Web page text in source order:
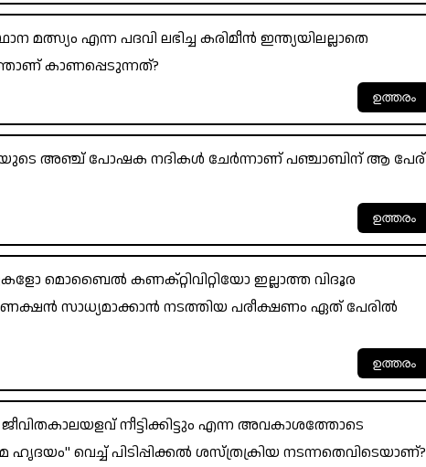
മത്സ്യം എന്ന പദവി ലഭിച്ച കരിമീൻ ഇന്ത്യയിലല്ലാതെ
കാണപ്പെടുന്നത്?
അഞ്ച് പോഷക നദികൾ ചേർന്നാണ് പഞ്ചാബിന് ആ പേര്
മൊബൈൽ കണക്റ്റിവിറ്റിയോ ഇല്ലാത്ത വിദൂര
സാധ്യമാക്കാൻ നടത്തിയ പരീക്ഷണം ഏത് പേരിൽ
നീട്ടിക്കിട്ടും എന്ന അവകാശത്തോടെ
വെച്ച് പിടിപ്പിക്കൽ ശസ്ത്രക്രിയ നടന്നതെവിടെയാണ്?